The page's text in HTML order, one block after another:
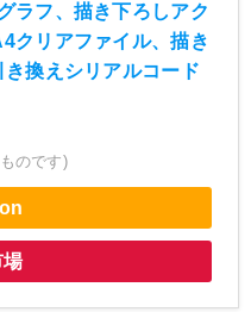
ラフ、描き下ろしアク
クリアファイル、描き
換えシリアルコード
のです)
場